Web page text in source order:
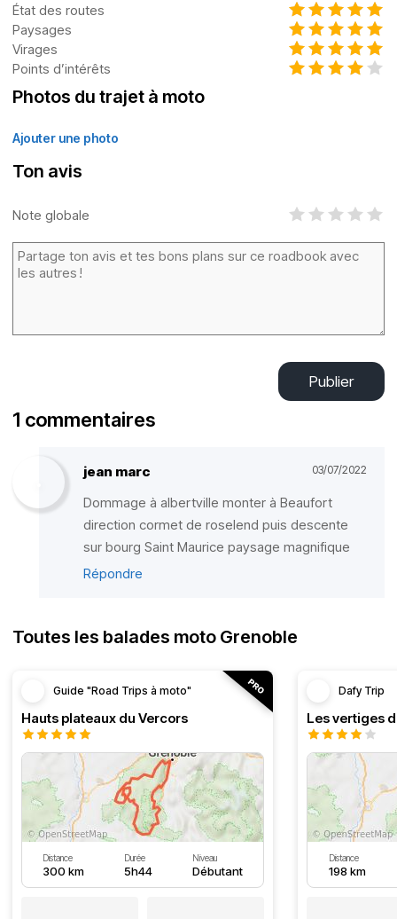
État des routes
Paysages
Virages
Points d’intérêts
Photos du trajet à moto
Ajouter une photo
Ton avis
Note globale
Publier
1 commentaires
jean marc 03/07/2022
Dommage à albertville monter à Beaufort
direction cormet de roselend puis descente
sur bourg Saint Maurice paysage magnifique
Répondre
Toutes les balades moto Grenoble
Guide "Road Trips à moto"
Hauts plateaux du Vercors
Distance
300 km
Durée
5h44
Niveau
Débutant
Dafy Trip
Les vertiges
Distance
198 km